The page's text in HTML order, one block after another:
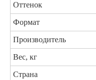
Оттенок
Формат
Производитель
Вес, кг
Страна